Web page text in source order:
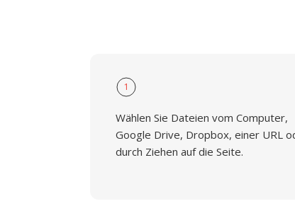
1
Wählen Sie Dateien vom Computer,
Google Drive, Dropbox, einer URL
durch Ziehen auf die Seite.